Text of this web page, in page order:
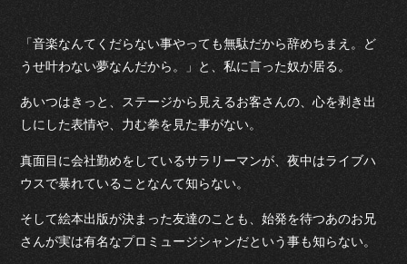
「音楽なんてくだらない事やっても無駄だから辞めちまえ。ど
うせ叶わない夢なんだから。」と、私に言った奴が居る。
あいつはきっと、ステージから見えるお客さんの、心を剥き出
しにした表情や、力む拳を見た事がない。
真面目に会社勤めをしているサラリーマンが、夜中はライブハ
ウスで暴れていることなんて知らない。
そして絵本出版が決まった友達のことも、始発を待つあのお兄
さんが実は有名なプロミュージシャンだという事も知らない。